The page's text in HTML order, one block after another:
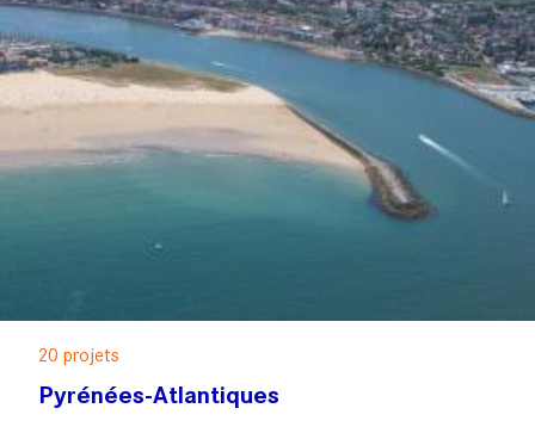
20 projets
Pyrénées-Atlantiques